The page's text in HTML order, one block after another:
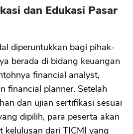
dan Edukasi Pasar
diperuntukkan bagi pihak-
berada di bidang keuangan
financial analyst,
financial planner. Setelah
dan ujian sertifikasi sesuai
dipilih, para peserta akan
kelulusan dari TICMI yang